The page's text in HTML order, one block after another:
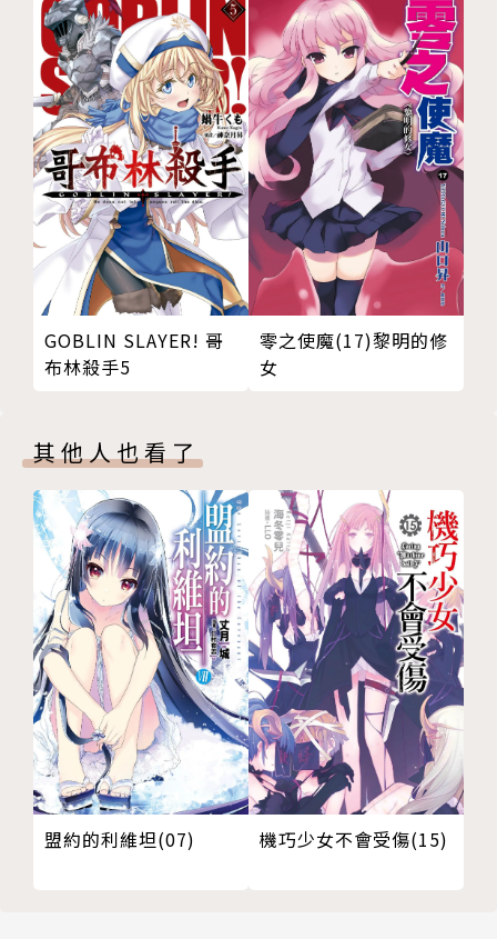
GOBLIN SLAYER! 哥
布林殺手5
零之使魔(17)黎明的修
女
其他人也看了
盟約的利維坦(07) 機巧少女不會受傷(15)